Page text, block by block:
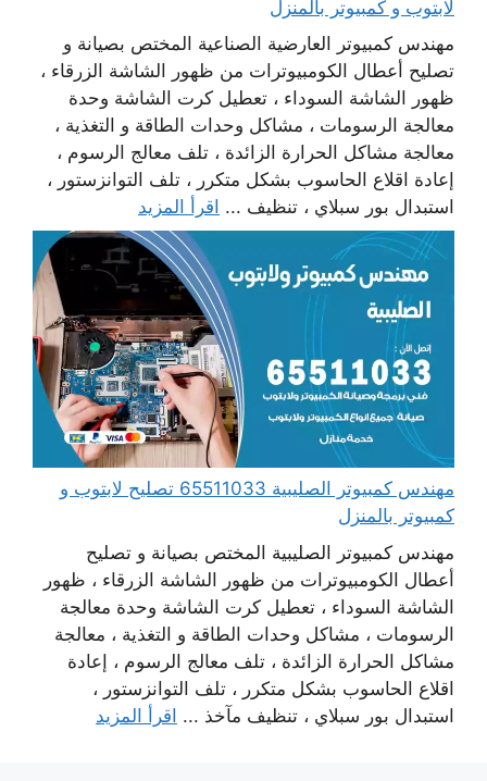
لابتوب و كمبيوتر بالمنزل
مهندس كمبيوتر العارضية الصناعية المختص بصيانة و
تصليح أعطال الكومبيوترات من ظهور الشاشة الزرقاء ،
ظهور الشاشة السوداء ، تعطيل كرت الشاشة وحدة
معالجة الرسومات ، مشاكل وحدات الطاقة و التغذية ،
معالجة مشاكل الحرارة الزائدة ، تلف معالج الرسوم ،
إعادة اقلاع الحاسوب بشكل متكرر ، تلف التوانزستور ،
استبدال بور سبلاي ، تنظيف ... اقرأ المزيد
مهندس كمبيوتر الصليبية 65511033 تصليح لابتوب و
كمبيوتر بالمنزل
مهندس كمبيوتر الصليبية المختص بصيانة و تصليح
أعطال الكومبيوترات من ظهور الشاشة الزرقاء ، ظهور
الشاشة السوداء ، تعطيل كرت الشاشة وحدة معالجة
الرسومات ، مشاكل وحدات الطاقة و التغذية ، معالجة
مشاكل الحرارة الزائدة ، تلف معالج الرسوم ، إعادة
اقلاع الحاسوب بشكل متكرر ، تلف التوانزستور ،
استبدال بور سبلاي ، تنظيف مآخذ ... اقرأ المزيد